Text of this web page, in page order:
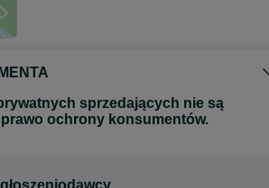
sprzedających nie są
ochrony konsumentów.